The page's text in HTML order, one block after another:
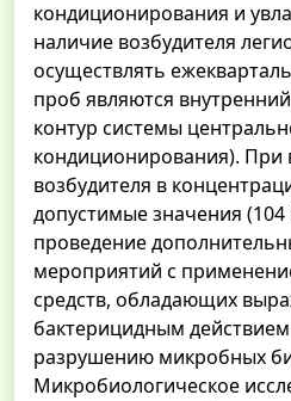
кондиционирования и
наличие возбудителя
осуществлять
проб являются
контур системы
кондиционирования). При
возбудителя в
допустимые значения
проведение
мероприятий с
средств, обладающих
бактерицидным
разрушению микробных
Микробиологическое